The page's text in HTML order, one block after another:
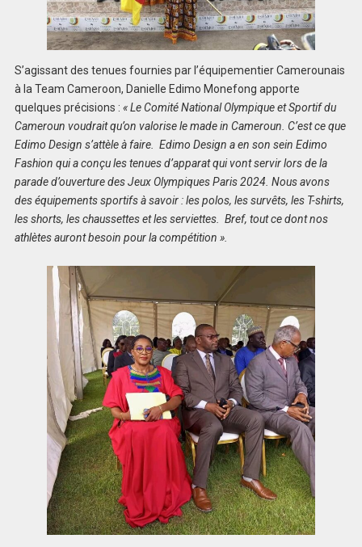
S’agissant des tenues fournies par l’équipementier Camerounais
à la Team Cameroon, Danielle Edimo Monefong apporte
quelques précisions : « Le Comité National Olympique et Sportif du
Cameroun voudrait qu’on valorise le made in Cameroun. C’est ce que
Edimo Design s’attèle à faire. Edimo Design a en son sein Edimo
Fashion qui a conçu les tenues d’apparat qui vont servir lors de la
parade d’ouverture des Jeux Olympiques Paris 2024. Nous avons
des équipements sportifs à savoir : les polos, les survêts, les T-shirts,
les shorts, les chaussettes et les serviettes. Bref, tout ce dont nos
athlètes auront besoin pour la compétition ».